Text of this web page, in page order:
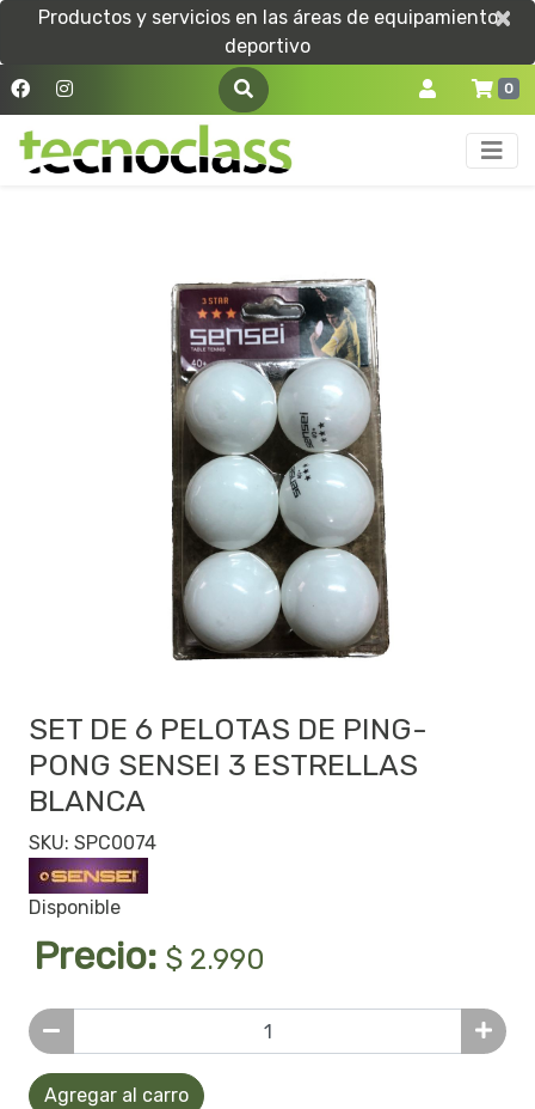
Productos y servicios en las áreas de equipamiento
deportivo
×
×
0
SET DE 6 PELOTAS DE PING-
PONG SENSEI 3 ESTRELLAS
BLANCA
SKU: SPC0074
Disponible
Precio: $ 2.990
Agregar al carro